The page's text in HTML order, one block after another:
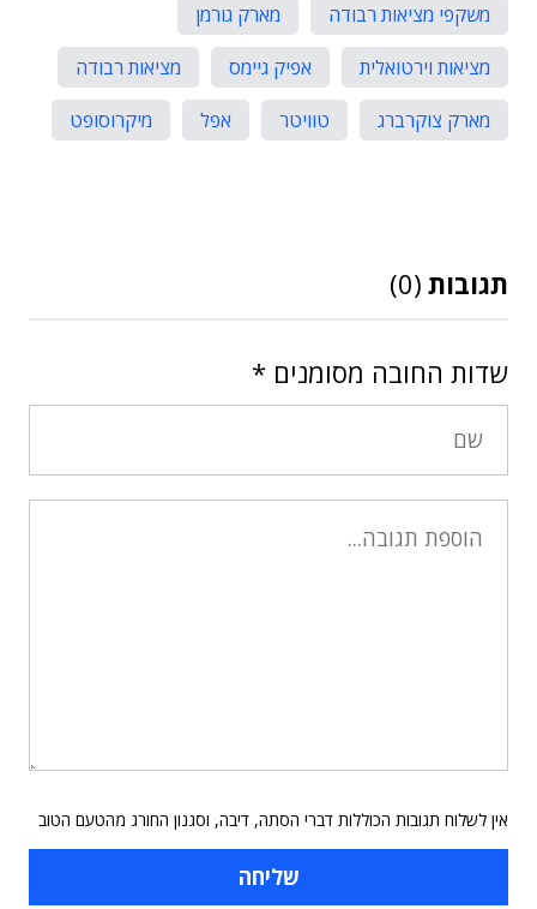
משקפי מציאות רבודה
מארק גורמן
מציאות וירטואלית
אפיק גיימס
מציאות רבודה
מארק צוקרברג
טוויטר אפל מיקרוסופט
תגובות (0)
שדות החובה מסומנים *
אין לשלוח תגובות הכוללות דברי הסתה, דיבה, וסגנון החורג מהטעם הטוב